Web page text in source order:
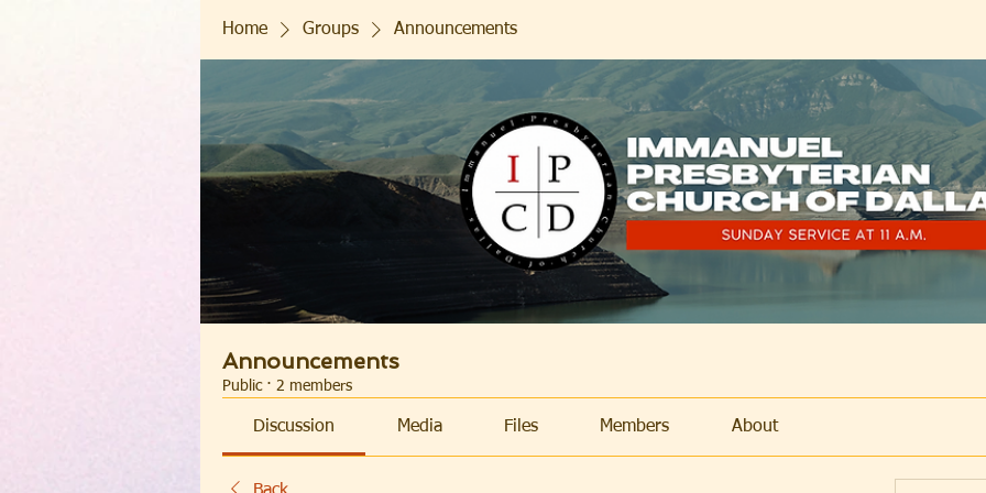
Home Groups Announcements
Announcements
Public · 2 members
Discussion Media Files Members About